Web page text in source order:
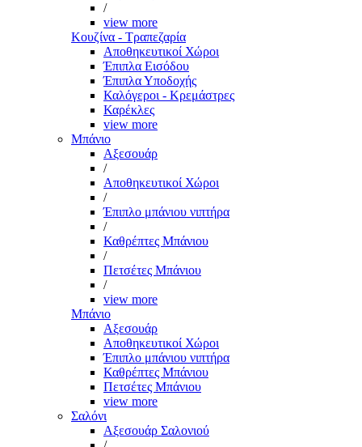
/
view more
Κουζίνα - Τραπεζαρία
Αποθηκευτικοί Χώροι
Έπιπλα Εισόδου
Έπιπλα Υποδοχής
Καλόγεροι - Κρεμάστρες
Καρέκλες
view more
Μπάνιο
Αξεσουάρ
/
Αποθηκευτικοί Χώροι
/
Έπιπλο μπάνιου νιπτήρα
/
Καθρέπτες Μπάνιου
/
Πετσέτες Μπάνιου
/
view more
Μπάνιο
Αξεσουάρ
Αποθηκευτικοί Χώροι
Έπιπλο μπάνιου νιπτήρα
Καθρέπτες Μπάνιου
Πετσέτες Μπάνιου
view more
Σαλόνι
Αξεσουάρ Σαλονιού